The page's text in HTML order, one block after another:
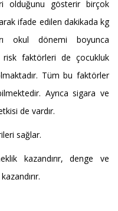
olduğunu gösterir birçok
ifade edilen dakikada kg
okul dönemi boyunca
risk faktörleri de çocukluk
Tüm bu faktörler
Ayrıca sigara ve
de vardır.
sağlar.
kazandırır, denge ve